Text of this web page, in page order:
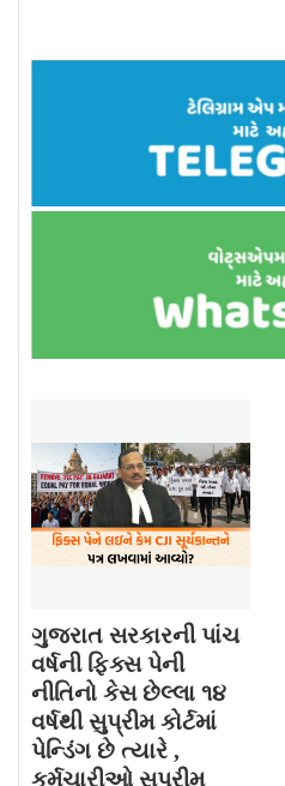
ગુજરાત સરકારની પાંચ
વર્ષની ફિક્સ પેની
નીતિનો કેસ છેલ્લા ૧૪
વર્ષથી સુપ્રીમ કોર્ટમાં
પેન્ડિંગ છે ત્યારે ,
કર્મચારીઓ સુપ્રીમ